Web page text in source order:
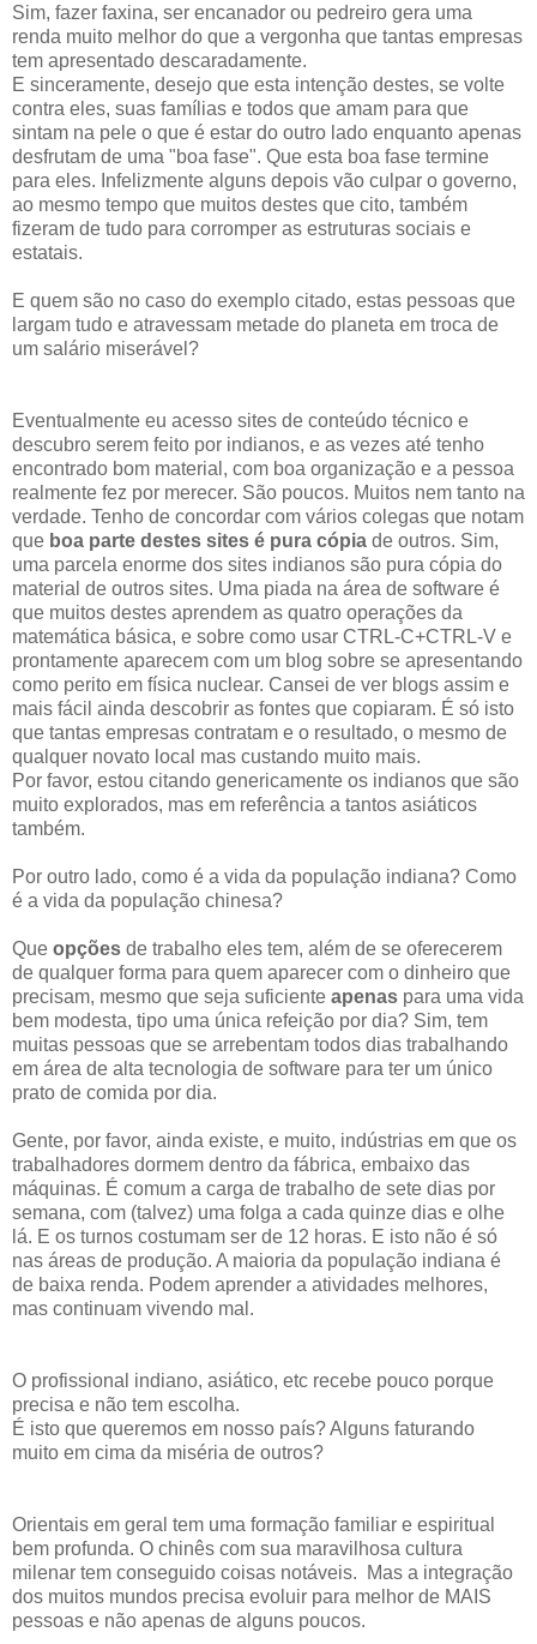
Sim, fazer faxina, ser encanador ou pedreiro gera uma
renda muito melhor do que a vergonha que tantas empresas
tem apresentado descaradamente.
E sinceramente, desejo que esta intenção destes, se volte
contra eles, suas famílias e todos que amam para que
sintam na pele o que é estar do outro lado enquanto apenas
desfrutam de uma "boa fase". Que esta boa fase termine
para eles. Infelizmente alguns depois vão culpar o governo,
ao mesmo tempo que muitos destes que cito, também
fizeram de tudo para corromper as estruturas sociais e
estatais.
E quem são no caso do exemplo citado, estas pessoas que
largam tudo e atravessam metade do planeta em troca de
um salário miserável?
Eventualmente eu acesso sites de conteúdo técnico e
descubro serem feito por indianos, e as vezes até tenho
encontrado bom material, com boa organização e a pessoa
realmente fez por merecer. São poucos. Muitos nem tanto na
verdade. Tenho de concordar com vários colegas que notam
que boa parte destes sites é pura cópia de outros. Sim,
uma parcela enorme dos sites indianos são pura cópia do
material de outros sites. Uma piada na área de software é
que muitos destes aprendem as quatro operações da
matemática básica, e sobre como usar CTRL-C+CTRL-V e
prontamente aparecem com um blog sobre se apresentando
como perito em física nuclear. Cansei de ver blogs assim e
mais fácil ainda descobrir as fontes que copiaram. É só isto
que tantas empresas contratam e o resultado, o mesmo de
qualquer novato local mas custando muito mais.
Por favor, estou citando genericamente os indianos que são
muito explorados, mas em referência a tantos asiáticos
também.
Por outro lado, como é a vida da população indiana? Como
é a vida da população chinesa?
Que opções de trabalho eles tem, além de se oferecerem
de qualquer forma para quem aparecer com o dinheiro que
precisam, mesmo que seja suficiente apenas para uma vida
bem modesta, tipo uma única refeição por dia? Sim, tem
muitas pessoas que se arrebentam todos dias trabalhando
em área de alta tecnologia de software para ter um único
prato de comida por dia.
Gente, por favor, ainda existe, e muito, indústrias em que os
trabalhadores dormem dentro da fábrica, embaixo das
máquinas. É comum a carga de trabalho de sete dias por
semana, com (talvez) uma folga a cada quinze dias e olhe
lá. E os turnos costumam ser de 12 horas. E isto não é só
nas áreas de produção. A maioria da população indiana é
de baixa renda. Podem aprender a atividades melhores,
mas continuam vivendo mal.
O profissional indiano, asiático, etc recebe pouco porque
precisa e não tem escolha.
É isto que queremos em nosso país? Alguns faturando
muito em cima da miséria de outros?
Orientais em geral tem uma formação familiar e espiritual
bem profunda. O chinês com sua maravilhosa cultura
milenar tem conseguido coisas notáveis. Mas a integração
dos muitos mundos precisa evoluir para melhor de MAIS
pessoas e não apenas de alguns poucos.